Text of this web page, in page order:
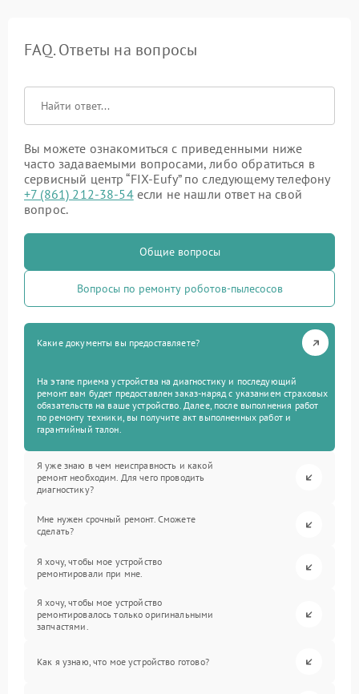
FAQ. Ответы на вопросы
Вы можете ознакомиться с приведенными ниже
часто задаваемыми вопросами, либо обратиться в
сервисный центр “FIX-Eufy” по следующему телефону
+7 (861) 212-38-54если не нашли ответ на свой
вопрос.
Общие вопросы
Вопросы по ремонту роботов-пылесосов
Какие документы вы предоставляете?
На этапе приема устройства на диагностику и последующий
ремонт вам будет предоставлен заказ-наряд с указанием страховых
обязательств на ваше устройство. Далее, после выполнения работ
по ремонту техники, вы получите акт выполненных работ и
гарантийный талон.
Я уже знаю в чем неисправность и какой
ремонт необходим. Для чего проводить
диагностику?
Мне нужен срочный ремонт. Сможете
сделать?
Я хочу, чтобы мое устройство
ремонтировали при мне.
Я хочу, чтобы мое устройство
ремонтировалось только оригинальными
запчастями.
Как я узнаю, что мое устройство готово?